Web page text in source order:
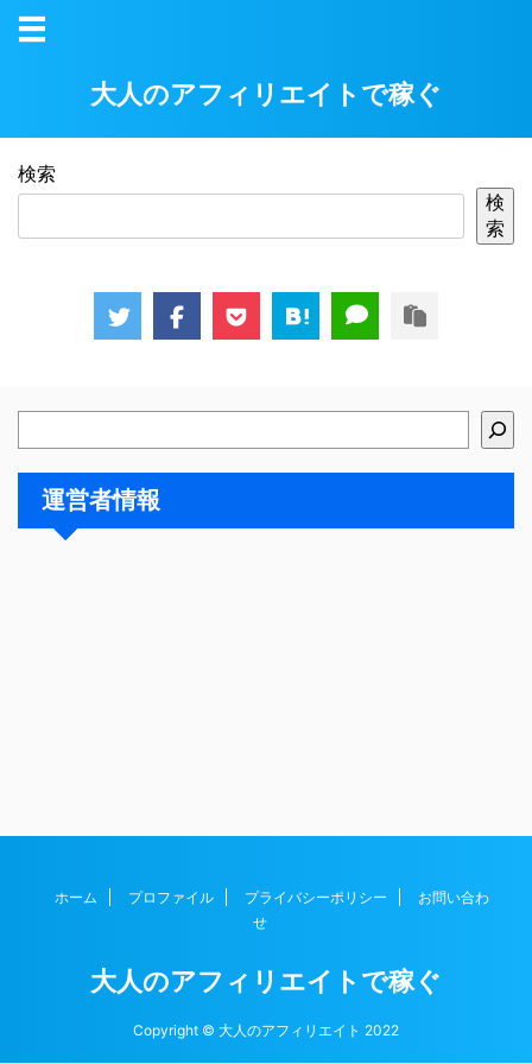
大人のアフィリエイトで稼ぐ
検索
検
索
運営者情報
ホーム プロファイル プライバシーポリシー
お問い合わ
せ
大人のアフィリエイトで稼ぐ
Copyright © 大人のアフィリエイト 2022